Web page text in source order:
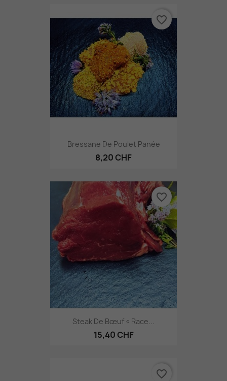
Bressane De Poulet Panée
8,20 CHF
favorite_border
Steak De Bœuf « Race...
15,40 CHF
favorite_border
favorite_border